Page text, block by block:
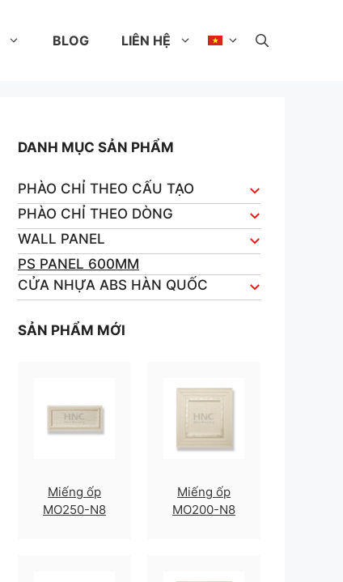
BLOG LIÊN HỆ
DANH MỤC SẢN PHẨM
PHÀO CHỈ THEO CẤU TẠO
PHÀO CHỈ THEO DÒNG
WALL PANEL
PS PANEL 600MM
CỬA NHỰA ABS HÀN QUỐC
SẢN PHẨM MỚI
Miếng ốp
MO250-N8
Miếng ốp
MO200-N8